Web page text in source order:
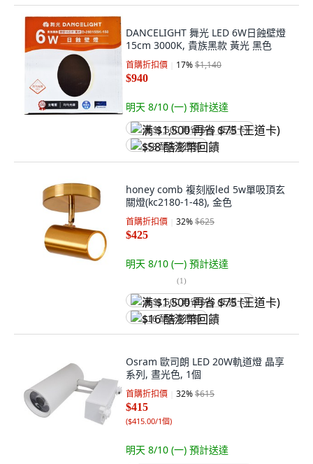
DANCELIGHT 舞光 LED 6W日蝕壁燈
15cm 3000K, 貴族黑款 黃光 黑色
首購折扣價 17%$1,140
$940
明天 8/10 (一) 預計送達
满 $1,500 再省 $75 (王道卡)
$58 酷澎幣回饋
honey comb 複刻版led 5w單吸頂玄
關燈(kc2180-1-48), 金色
首購折扣價 32%$625
$425
明天 8/10 (一) 預計送達
(1)
满 $1,500 再省 $75 (王道卡)
$16 酷澎幣回饋
Osram 歐司朗 LED 20W軌道燈 晶享
系列, 晝光色, 1個
首購折扣價 32%$615
$415
($415.00/1個)
明天 8/10 (一) 預計送達